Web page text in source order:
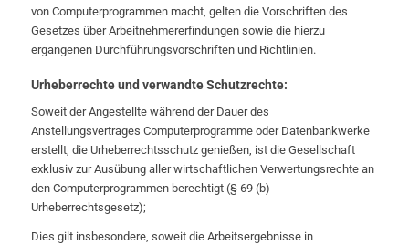
von Computerprogrammen macht, gelten die Vorschriften des
Gesetzes über Arbeitnehmererfindungen sowie die hierzu
ergangenen Durchführungsvorschriften und Richtlinien.
Urheberrechte und verwandte Schutzrechte:
Soweit der Angestellte während der Dauer des
Anstellungsvertrages Computerprogramme oder Datenbankwerke
erstellt, die Urheberrechtsschutz genießen, ist die Gesellschaft
exklusiv zur Ausübung aller wirtschaftlichen Verwertungsrechte an
den Computerprogrammen berechtigt (§ 69 (b)
Urheberrechtsgesetz);
Dies gilt insbesondere, soweit die Arbeitsergebnisse in